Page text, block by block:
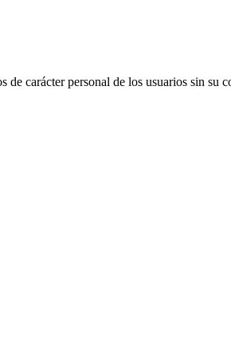
carácter personal de los usuarios sin su